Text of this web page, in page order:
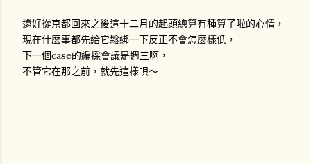
還好從京都回來之後這十二月的起頭總算有種算了啦的心情，
現在什麼事都先給它鬆綁一下反正不會怎麼樣低，
下一個case的編採會議是週三啊，
不管它在那之前，就先這樣唄～